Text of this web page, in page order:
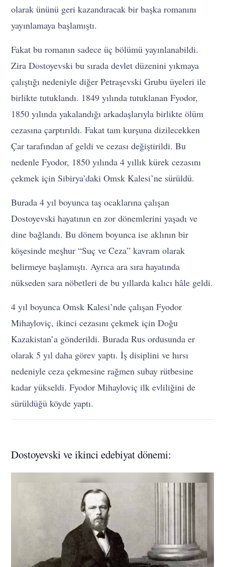
olarak ününü geri kazandıracak bir başka romanını
yayınlamaya başlamıştı.
Fakat bu romanın sadece üç bölümü yayınlanabildi.
Zira Dostoyevski bu sırada devlet düzenini yıkmaya
çalıştığı nedeniyle diğer Petraşevski Grubu üyeleri ile
birlikte tutuklandı. 1849 yılında tutuklanan Fyodor,
1850 yılında yakalandığı arkadaşlarıyla birlikte ölüm
cezasına çarptırıldı. Fakat tam kurşuna dizilecekken
Çar tarafından af geldi ve cezası değiştirildi. Bu
nedenle Fyodor, 1850 yılında 4 yıllık kürek cezasını
çekmek için Sibirya’daki Omsk Kalesi’ne sürüldü.
Burada 4 yıl boyunca taş ocaklarına çalışan
Dostoyevski hayatının en zor dönemlerini yaşadı ve
dine bağlandı. Bu dönem boyunca ise aklının bir
köşesinde meşhur “Suç ve Ceza” kavram olarak
belirmeye başlamıştı. Ayrıca ara sıra hayatında
nükseden sara nöbetleri de bu yıllarda kalıcı hâle geldi.
4 yıl boyunca Omsk Kalesi’nde çalışan Fyodor
Mihayloviç, ikinci cezasını çekmek için Doğu
Kazakistan’a gönderildi. Burada Rus ordusunda er
olarak 5 yıl daha görev yaptı. İş disiplini ve hırsı
nedeniyle ceza çekmesine rağmen subay rütbesine
kadar yükseldi. Fyodor Mihayloviç ilk evliliğini de
sürüldüğü köyde yaptı.
Dostoyevski ve ikinci edebiyat dönemi: